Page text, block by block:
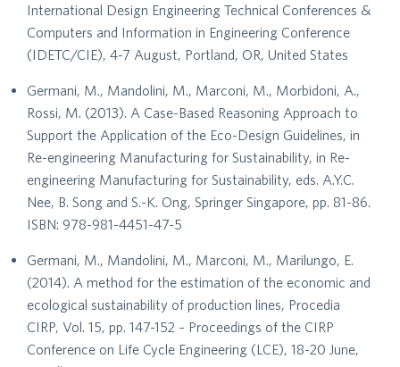
International Design Engineering Technical Conferences &
Computers and Information in Engineering Conference
(IDETC/CIE), 4-7 August, Portland, OR, United States
Germani, M., Mandolini, M., Marconi, M., Morbidoni, A.,
Rossi, M. (2013). A Case-Based Reasoning Approach to
Support the Application of the Eco-Design Guidelines, in
Re-engineering Manufacturing for Sustainability, in Re-
engineering Manufacturing for Sustainability, eds. A.Y.C.
Nee, B. Song and S.-K. Ong, Springer Singapore, pp. 81-86.
ISBN: 978-981-4451-47-5
Germani, M., Mandolini, M., Marconi, M., Marilungo, E.
(2014). A method for the estimation of the economic and
ecological sustainability of production lines, Procedia
CIRP, Vol. 15, pp. 147-152 – Proceedings of the CIRP
Conference on Life Cycle Engineering (LCE), 18-20 June,